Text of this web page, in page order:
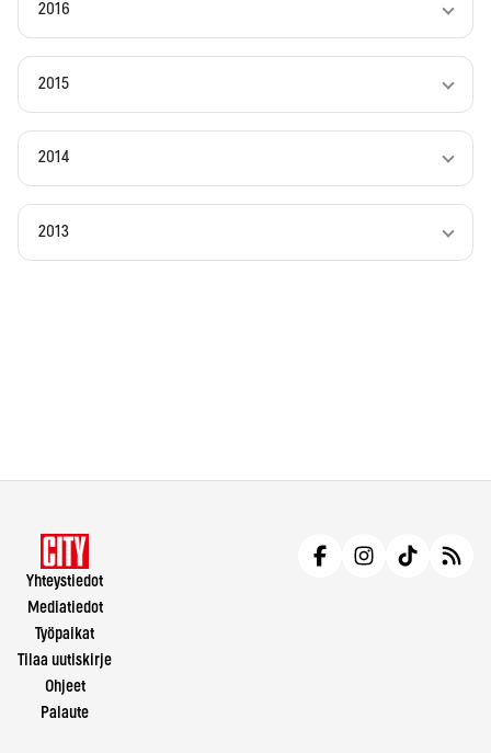
2016
2015
2014
2013
Yhteystiedot
Mediatiedot
Työpaikat
Tilaa uutiskirje
Ohjeet
Palaute